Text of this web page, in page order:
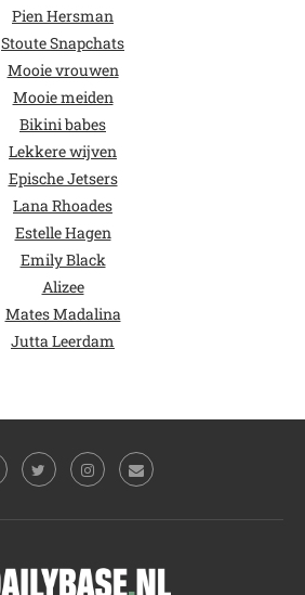
Pien Hersman
Stoute Snapchats
Mooie vrouwen
Mooie meiden
Bikini babes
Lekkere wijven
Epische Jetsers
Lana Rhoades
Estelle Hagen
Emily Black
Alizee
Mates Madalina
Jutta Leerdam